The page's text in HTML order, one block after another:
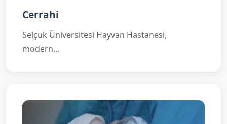
Cerrahi
Selçuk Üniversitesi Hayvan Hastanesi,
modern...